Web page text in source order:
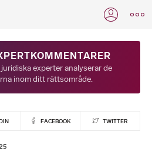
experter analyserar de
inom ditt rättsområde.
FACEBOOK TWITTER